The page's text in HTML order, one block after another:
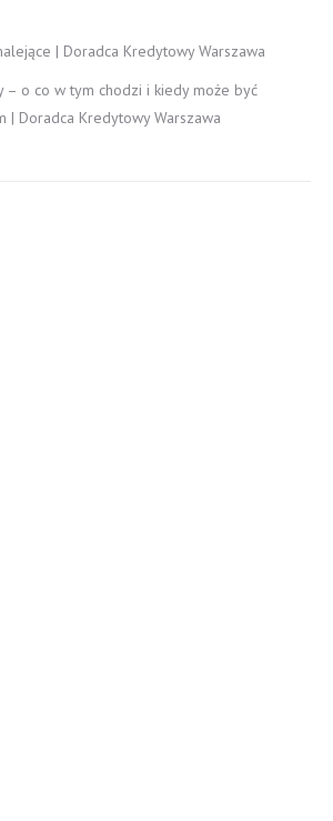
| Doradca Kredytowy Warszawa
– o co w tym chodzi i kiedy może być
| Doradca Kredytowy Warszawa